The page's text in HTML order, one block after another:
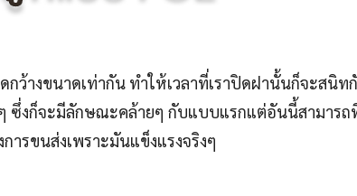
ว้างขนาดเท่ากัน ทำให้เวลาที่เราปิดฝานั้นก็จะสนิท
ซึ่งก็จะมีลักษณะคล้ายๆ กับแบบแรกแต่อันนี้สามารถ
ารขนส่งเพราะมันแข็งแรงจริงๆ